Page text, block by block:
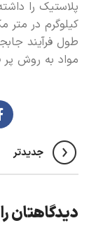
کیلوگرم در
طول فرآیند
مواد به روش
جدیدتر
دیدگاهتان